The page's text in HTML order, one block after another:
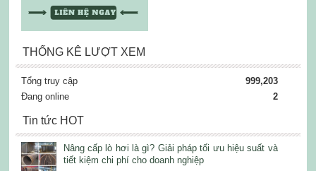
THỐNG KÊ LƯỢT XEM
Tổng truy cập
999,203
Đang online
2
Tin tức HOT
Nâng cấp lò hơi là gì? Giải pháp tối ưu hiệu suất và
tiết kiệm chi phí cho doanh nghiệp